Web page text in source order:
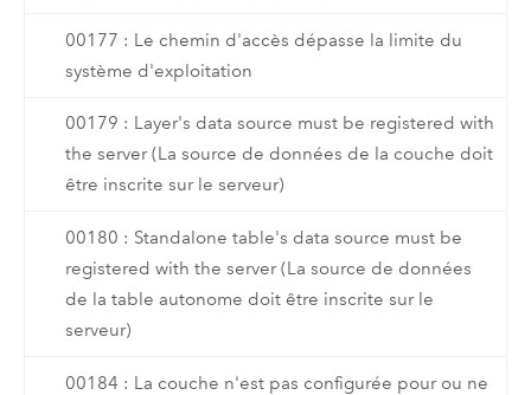
00177 : Le chemin d'accès dépasse la limite du
système d'exploitation
00179 : Layer's data source must be registered with
the server (La source de données de la couche doit
être inscrite sur le serveur)
00180 : Standalone table's data source must be
registered with the server (La source de données
de la table autonome doit être inscrite sur le
serveur)
00184 : La couche n'est pas configurée pour ou ne